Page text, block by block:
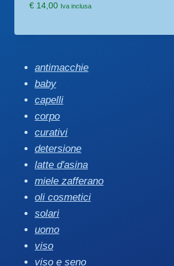
€14,00 Iva inclusa
antimacchie
baby
capelli
corpo
curativi
detersione
latte d'asina
miele zafferano
oli cosmetici
solari
uomo
viso
viso e seno